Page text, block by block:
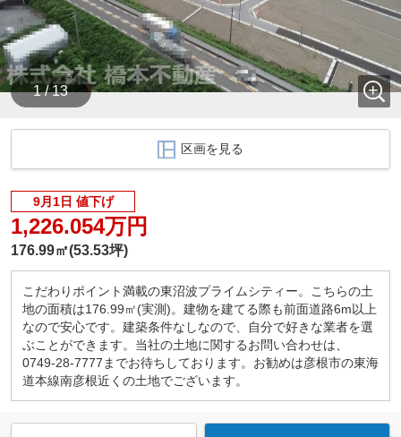
1 / 13
区画を見る
9月1日 値下げ
1,226.054万円
176.99㎡(53.53坪)
こだわりポイント満載の東沼波プライムシティー。こちらの土
地の面積は176.99㎡(実測)。建物を建てる際も前面道路6m以上
なので安心です。建築条件なしなので、自分で好きな業者を選
ぶことができます。当社の土地に関するお問い合わせは、
0749-28-7777までお待ちしております。お勧めは彦根市の東海
道本線南彦根近くの土地でございます。